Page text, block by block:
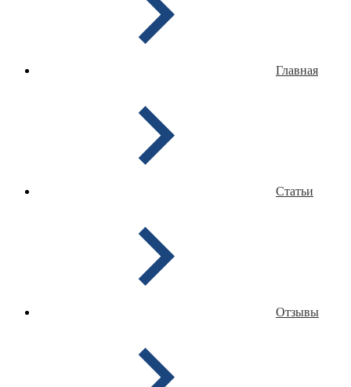
Главная
Статьи
Отзывы